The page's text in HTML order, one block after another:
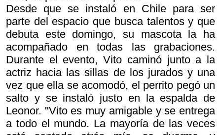
Desde que se instaló en Chile para ser
parte del espacio que busca talentos y que
debuta este domingo, su mascota la ha
acompañado en todas las grabaciones.
Durante el evento, Vito caminó junto a la
actriz hacia las sillas de los jurados y una
vez que ella se acomodó, el perrito pegó un
salto y se instaló justo en la espalda de
Leonor. "Vito es muy amigable y se entrega
a todo el mundo. La mayoría de las veces